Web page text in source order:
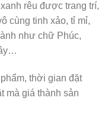
rêu được trang trí,
cùng tinh xảo, tỉ mỉ,
như chữ Phúc,
thời gian đặt
mà giá thành sản